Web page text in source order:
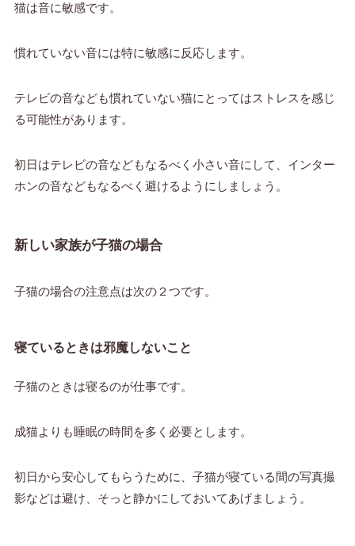
猫は音に敏感です。
慣れていない音には特に敏感に反応します。
テレビの音なども慣れていない猫にとってはストレスを感じ
る可能性があります。
初日はテレビの音などもなるべく小さい音にして、インター
ホンの音などもなるべく避けるようにしましょう。
新しい家族が子猫の場合
子猫の場合の注意点は次の２つです。
寝ているときは邪魔しないこと
子猫のときは寝るのが仕事です。
成猫よりも睡眠の時間を多く必要とします。
初日から安心してもらうために、子猫が寝ている間の写真撮
影などは避け、そっと静かにしておいてあげましょう。